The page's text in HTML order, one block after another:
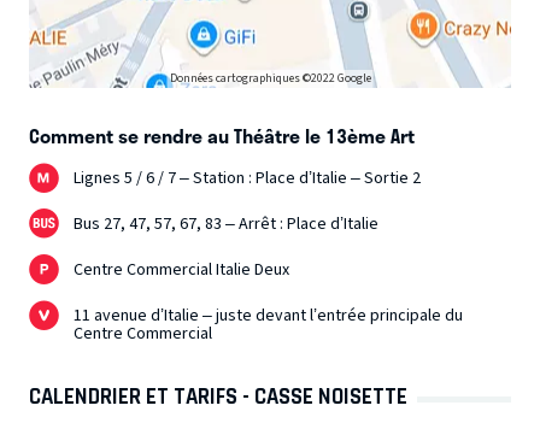
Données cartographiques ©2022 Google
Comment se rendre au Théâtre le 13ème Art
Lignes 5 / 6 / 7 – Station : Place d’Italie – Sortie 2
Bus 27, 47, 57, 67, 83 – Arrêt : Place d’Italie
Centre Commercial Italie Deux
11 avenue d’Italie – juste devant l’entrée principale du
Centre Commercial
CALENDRIER ET TARIFS - CASSE NOISETTE